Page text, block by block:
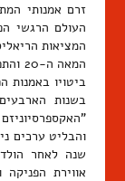
זרם אמנותי
העולם הרגשי
המציאות
ביטויו באמנות
בשנות
והבליט ערכים
שנה לאחר